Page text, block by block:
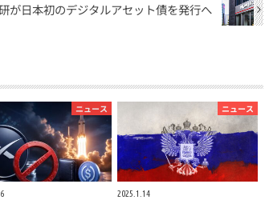
が日本初のデジタルアセット債を発行へ
ニュース ニュース
2025.1.14